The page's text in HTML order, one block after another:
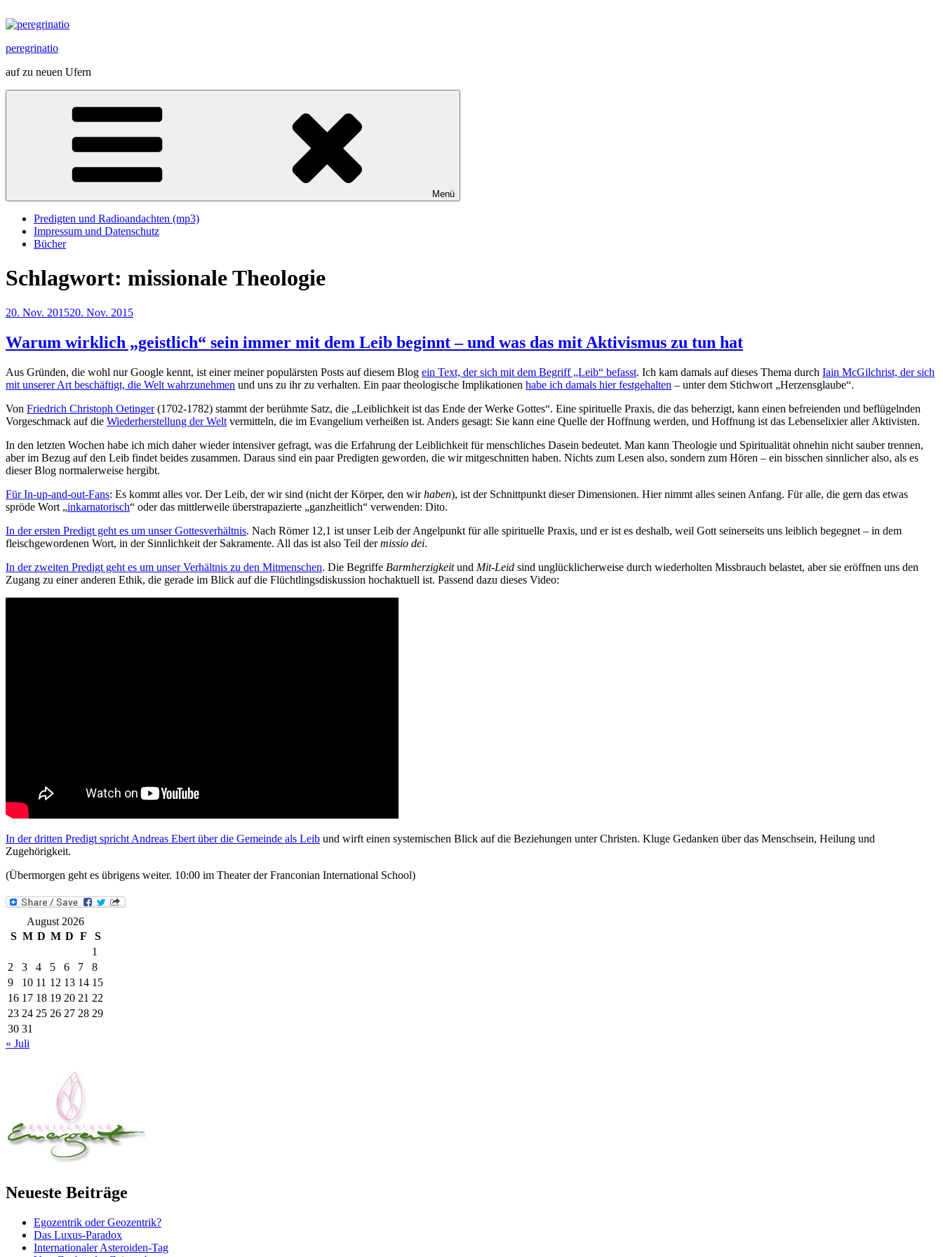
Inhalt
peregrinatio
auf zu neuen Ufern
Menü
Predigten und Radioandachten (mp3)
Impressum und Datenschutz
Bücher
Schlagwort: missionale Theologie
Veröffentlicht
20. Nov. 201520. Nov. 2015
Warum wirklich „geistlich“ sein immer mit dem Leib beginnt – und was das mit Aktivismus zu tun hat
Aus Gründen, die wohl nur Google kennt, ist einer meiner populärsten Posts auf diesem Blog ein Text, der sich mit dem Begriff „Leib“ befasst. Ich kam damals auf dieses Thema durch Iain McGilchrist, der sich
mit unserer Art beschäftigt, die Welt wahrzunehmen und uns zu ihr zu verhalten. Ein paar theologische Implikationen habe ich damals hier festgehalten – unter dem Stichwort „Herzensglaube“.
Von Friedrich Christoph Oetinger(1702-1782) stammt der berühmte Satz, die „Leiblichkeit ist das Ende der Werke Gottes“. Eine spirituelle Praxis, die das beherzigt, kann einen befreienden und beflügelnden
Vorgeschmack auf die Wiederherstellung der Welt vermitteln, die im Evangelium verheißen ist. Anders gesagt: Sie kann eine Quelle der Hoffnung werden, und Hoffnung ist das Lebenselixier aller Aktivisten.
In den letzten Wochen habe ich mich daher wieder intensiver gefragt, was die Erfahrung der Leiblichkeit für menschliches Dasein bedeutet. Man kann Theologie und Spiritualität ohnehin nicht sauber trennen,
aber im Bezug auf den Leib findet beides zusammen. Daraus sind ein paar Predigten geworden, die wir mitgeschnitten haben. Nichts zum Lesen also, sondern zum Hören – ein bisschen sinnlicher also, als es
dieser Blog normalerweise hergibt.
Für In-up-and-out-Fans: Es kommt alles vor. Der Leib, der wir sind (nicht der Körper, den wirhaben), ist der Schnittpunkt dieser Dimensionen. Hier nimmt alles seinen Anfang. Für alle, die gern das etwas
spröde Wort „inkarnatorisch“ oder das mittlerweile überstrapazierte „ganzheitlich“ verwenden: Dito.
In der ersten Predigt geht es um unser Gottesverhältnis. Nach Römer 12,1 ist unser Leib der Angelpunkt für alle spirituelle Praxis, und er ist es deshalb, weil Gott seinerseits uns leiblich begegnet – in dem
fleischgewordenen Wort, in der Sinnlichkeit der Sakramente. All das ist also Teil dermissio dei.
In der zweiten Predigt geht es um unser Verhältnis zu den Mitmenschen. Die Begriffe Barmherzigkeitund Mit-Leid sind unglücklicherweise durch wiederholten Missbrauch belastet, aber sie eröffnen uns den
Zugang zu einer anderen Ethik, die gerade im Blick auf die Flüchtlingsdiskussion hochaktuell ist. Passend dazu dieses Video:
In der dritten Predigt spricht Andreas Ebert über die Gemeinde als Leib und wirft einen systemischen Blick auf die Beziehungen unter Christen. Kluge Gedanken über das Menschsein, Heilung und
Zugehörigkeit.
(Übermorgen geht es übrigens weiter. 10:00 im Theater der Franconian International School)
August 2026
S M D M D F
S
1
2
3 4 5 6 7
8
9
10 11 12 13 14 15
16 17 18 19 20 21 22
23 24 25 26 27 28 29
30 31
« Juli
Neueste Beiträge
Egozentrik oder Geozentrik?
Das Luxus-Paradox
Internationaler Asteroiden-Tag